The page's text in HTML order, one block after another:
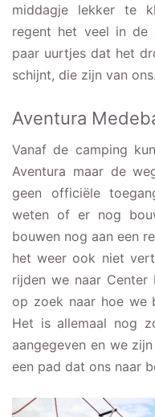
middagje lekker te
regent het veel in
paar uurtjes dat het
schijnt, die zijn van ons.
Aventura
Vanaf de camping
Aventura maar de
geen officiële
weten of er nog
bouwen nog aan een
het weer ook niet
rijden we naar Center
op zoek naar hoe we
Het is allemaal nog
aangegeven en we
een pad dat ons naar